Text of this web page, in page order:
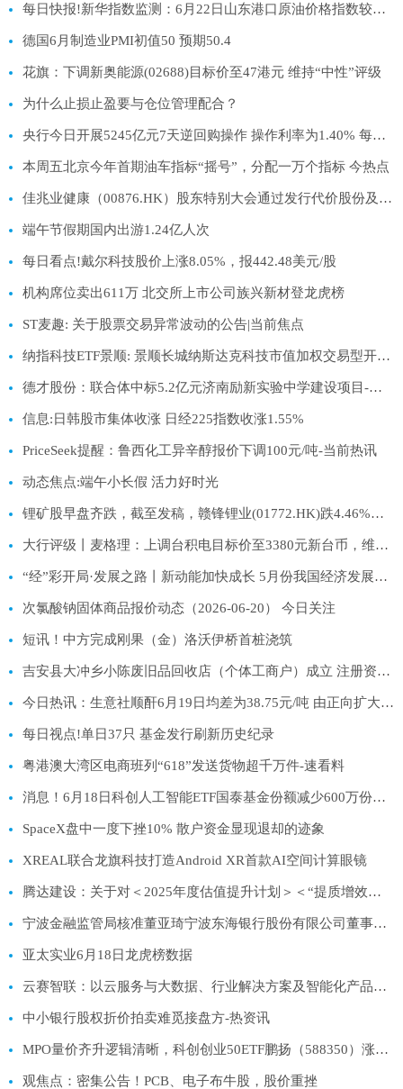
每日快报!新华指数监测：6月22日山东港口原油价格指数较前一工作日下跌2.70%
德国6月制造业PMI初值50 预期50.4
花旗：下调新奥能源(02688)目标价至47港元 维持“中性”评级
为什么止损止盈要与仓位管理配合？
央行今日开展5245亿元7天逆回购操作 操作利率为1.40% 每日热讯
本周五北京今年首期油车指标“摇号”，分配一万个指标 今热点
佳兆业健康（00876.HK）股东特别大会通过发行代价股份及股份合并决议，赞成率达99.85% 资讯
端午节假期国内出游1.24亿人次
每日看点!戴尔科技股价上涨8.05%，报442.48美元/股
机构席位卖出611万 北交所上市公司族兴新材登龙虎榜
ST麦趣: 关于股票交易异常波动的公告|当前焦点
纳指科技ETF景顺: 景顺长城纳斯达克科技市值加权交易型开放式指数证券投资基金（QDII）二级市场交易价格溢价风险提示及停复牌公告|热消息
德才股份：联合体中标5.2亿元济南励新实验中学建设项目-每日速看
信息:日韩股市集体收涨 日经225指数收涨1.55%
PriceSeek提醒：鲁西化工异辛醇报价下调100元/吨-当前热讯
动态焦点:端午小长假 活力好时光
锂矿股早盘齐跌，截至发稿，赣锋锂业(01772.HK)跌4.46%，报53.5港元
大行评级丨麦格理：上调台积电目标价至3380元新台币，维持“跑赢大市”评级
“经”彩开局·发展之路丨新动能加快成长 5月份我国经济发展向新向优 _光明网
次氯酸钠固体商品报价动态（2026-06-20） 今日关注
短讯！中方完成刚果（金）洛沃伊桥首桩浇筑
吉安县大冲乡小陈废旧品回收店（个体工商户）成立 注册资本1万人民币
今日热讯：生意社顺酐6月19日均差为38.75元/吨 由正向扩大转为缩小
每日视点!单日37只 基金发行刷新历史纪录
粤港澳大湾区电商班列“618”发送货物超千万件-速看料
消息！6月18日科创人工智能ETF国泰基金份额减少600万份，重仓股芯原股份、寒武纪、澜起科技
SpaceX盘中一度下挫10% 散户资金显现退却的迹象
XREAL联合龙旗科技打造Android XR首款AI空间计算眼镜
腾达建设：关于对＜2025年度估值提升计划＞＜“提质增效重回报”行动方案＞进行年度评估并完善的公告
宁波金融监管局核准董亚琦宁波东海银行股份有限公司董事任职资格
亚太实业6月18日龙虎榜数据
云赛智联：以云服务与大数据、行业解决方案及智能化产品等三大板块为核心业务
中小银行股权折价拍卖难觅接盘方-热资讯
MPO量价齐升逻辑清晰，科创创业50ETF鹏扬（588350）涨2.32%_当前热议
观焦点：密集公告！PCB、电子布牛股，股价重挫